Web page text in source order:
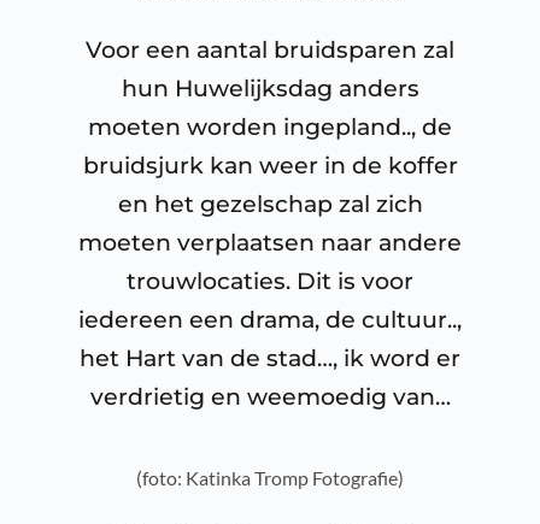
Voor een aantal bruidsparen zal
hun Huwelijksdag anders
moeten worden ingepland.., de
bruidsjurk kan weer in de koffer
en het gezelschap zal zich
moeten verplaatsen naar andere
trouwlocaties. Dit is voor
iedereen een drama, de cultuur..,
het Hart van de stad…, ik word er
verdrietig en weemoedig van…
(foto: Katinka Tromp Fotografie)